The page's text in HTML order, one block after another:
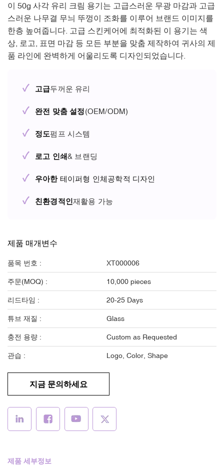
이 50g 사각 유리 크림 용기는 고급스러운 무광 마감과 고급
스러운 나무결 무늬 뚜껑이 조화를 이루어 브랜드 이미지를
한층 높여줍니다. 고급 스킨케어에 최적화된 이 용기는 색
상, 로고, 표면 마감 등 모든 부분을 맞춤 제작하여 귀사의 제
품 라인에 완벽하게 어울리도록 디자인되었습니다.
✓ 고급두꺼운 유리
✓ 완전 맞춤 설정(OEM/ODM)
✓ 정도펌프 시스템
✓ 로고 인쇄& 브랜딩
✓ 우아한 테이퍼형 인체공학적 디자인
✓ 친환경적인재활용 가능
제품 매개변수
품목 번호 : XT000006
주문(MOQ) : 10,000 pieces
리드타임 : 20-25 Days
튜브 재질 : Glass
충전 용량 : Custom as Requested
관습 : Logo, Color, Shape
지금 문의하세요
제품 세부정보